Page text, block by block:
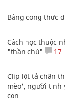
Bảng công thức
Cách học thuộc
"thần chú"
17
Clip lột tả chân
mèo', người tinh
con